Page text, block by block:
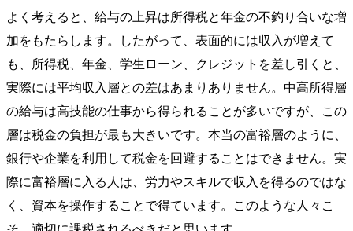
よく考えると、給与の上昇は所得税と年金の不釣り合いな増
加をもたらします。したがって、表面的には収入が増えて
も、所得税、年金、学生ローン、クレジットを差し引くと、
実際には平均収入層との差はあまりありません。中高所得層
の給与は高技能の仕事から得られることが多いですが、この
層は税金の負担が最も大きいです。本当の富裕層のように、
銀行や企業を利用して税金を回避することはできません。実
際に富裕層に入る人は、労力やスキルで収入を得るのではな
く、資本を操作することで得ています。このような人々こ